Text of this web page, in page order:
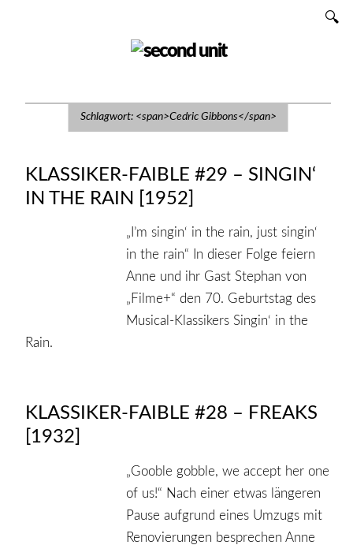
Schlagwort: <span>Cedric Gibbons</span>
KLASSIKER-FAIBLE #29 – SINGIN‘
IN THE RAIN [1952]
„I’m singin‘ in the rain, just singin‘
in the rain“ In dieser Folge feiern
Anne und ihr Gast Stephan von
„Filme+“ den 70. Geburtstag des
Musical-Klassikers Singin‘ in the
Rain.
KLASSIKER-FAIBLE #28 – FREAKS
[1932]
„Gooble gobble, we accept her one
of us!“ Nach einer etwas längeren
Pause aufgrund eines Umzugs mit
Renovierungen besprechen Anne